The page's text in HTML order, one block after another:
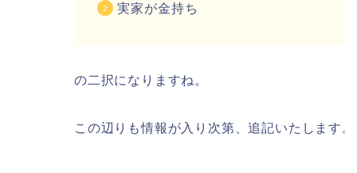
実家が金持ち
の二択になりますね。
この辺りも情報が入り次第、追記いたします。